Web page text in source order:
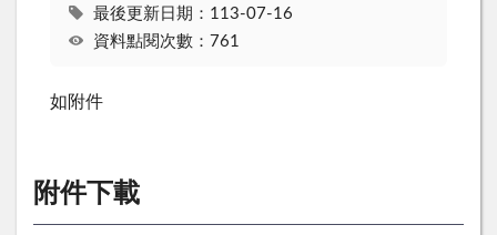
最後更新日期：113-07-16
資料點閱次數：761
如附件
附件下載